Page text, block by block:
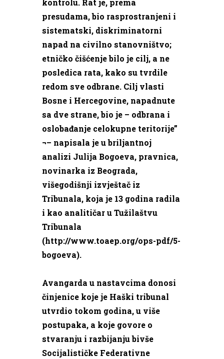
kontrolu. Rat je, prema
presudama, bio rasprostranjeni i
sistematski, diskriminatorni
napad na civilno stanovništvo;
etničko čišćenje bilo je cilj, a ne
posledica rata, kako su tvrdile
redom sve odbrane. Cilj vlasti
Bosne i Hercegovine, napadnute
sa dve strane, bio je – odbrana i
oslobađanje celokupne teritorije”
¬– napisala je u briljantnoj
analizi Julija Bogoeva, pravnica,
novinarka iz Beograda,
višegodišnji izvještač iz
Tribunala, koja je 13 godina radila
i kao analitičar u Tužilaštvu
Tribunala
(http://www.toaep.org/ops-pdf/5-
bogoeva).
Avangarda u nastavcima donosi
činjenice koje je Haški tribunal
utvrdio tokom godina, u više
postupaka, a koje govore o
stvaranju i razbijanju bivše
Socijalističke Federativne